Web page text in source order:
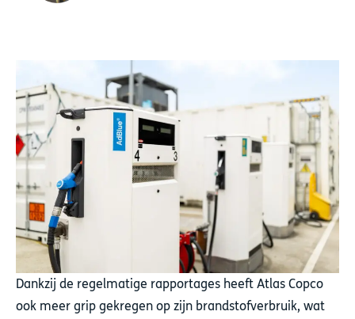
Dankzij de regelmatige rapportages heeft Atlas Copco
ook meer grip gekregen op zijn brandstofverbruik, wat